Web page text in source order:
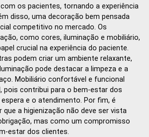
os pacientes, tornando a experiência
disso, uma decoração bem pensada
competitivo no mercado. Os
como cores, iluminação e mobiliário,
crucial na experiência do paciente.
podem criar um ambiente relaxante,
pode destacar a limpeza e a
Mobiliário confortável e funcional
pois contribui para o bem-estar dos
e o atendimento. Por fim, é
a higienização não deve ser vista
mas como um compromisso
estar dos clientes.